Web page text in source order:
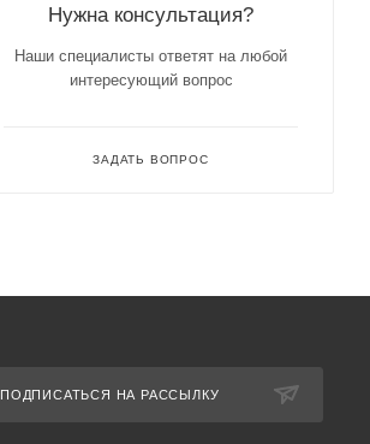
Нужна консультация?
Наши специалисты ответят на любой
интересующий вопрос
ЗАДАТЬ ВОПРОС
ПОДПИСАТЬСЯ НА РАССЫЛКУ